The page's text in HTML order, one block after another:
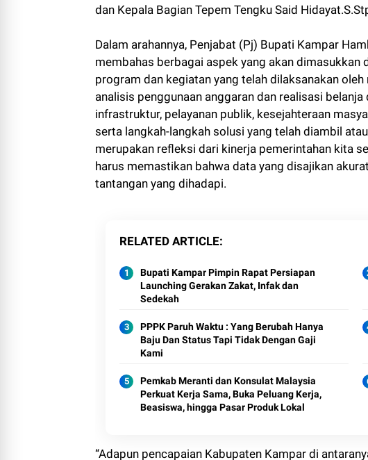
dan Kepala Bagian Tepem Tengku Said
Dalam arahannya, Penjabat (Pj) Bupati Kampar
membahas berbagai aspek yang akan
program dan kegiatan yang telah dilaksanakan
analisis penggunaan anggaran dan realisasi
infrastruktur, pelayanan publik, kesejahteraan
serta langkah-langkah solusi yang telah diambil
merupakan refleksi dari kinerja pemerintahan kita
harus memastikan bahwa data yang disajikan
tantangan yang dihadapi.
RELATED ARTICLE
Bupati Kampar Pimpin Rapat Persiapan
Launching Gerakan Zakat, Infak dan
Sedekah
PPPK Paruh Waktu : Yang Berubah Hanya
Baju Dan Status Tapi Tidak Dengan Gaji
Kami
Pemkab Meranti dan Konsulat Malaysia
Perkuat Kerja Sama, Buka Peluang Kerja,
Beasiswa, hingga Pasar Produk Lokal
“Adapun pencapaian Kabupaten Kampar di